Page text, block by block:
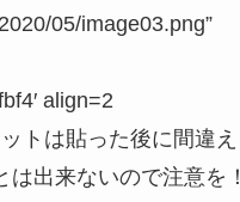
05/image03.png”
align=2
トは貼った後に間違
は出来ないので注意を！